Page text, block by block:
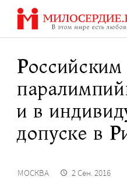
Перейти
содержанию
Российским
и в
допуске в
МОСКВА 2 Сен. 2016